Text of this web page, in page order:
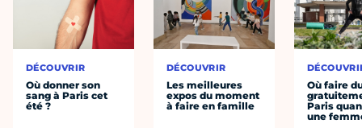
DÉCOUVRIR
Où donner son
sang à Paris cet
été ?
DÉCOUVRIR
Les meilleures
expos du moment
à faire en famille
Où faire
Paris
une